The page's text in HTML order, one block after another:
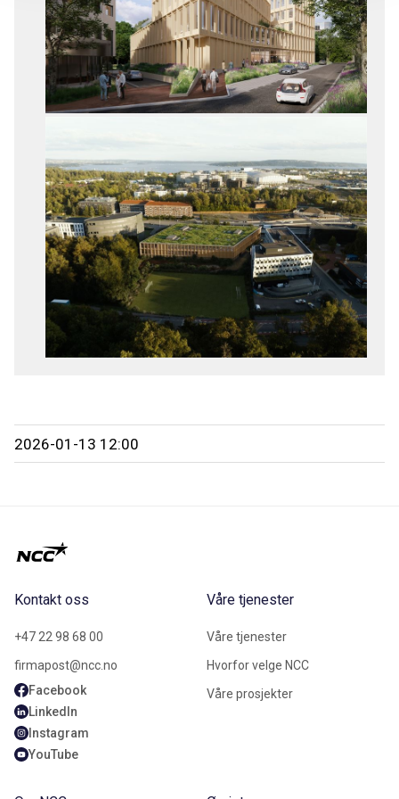
2026-01-13 12:00
Kontakt oss
+47 22 98 68 00
firmapost@ncc.no
Facebook
LinkedIn
Instagram
YouTube
Våre tjenester
Våre tjenester
Hvorfor velge NCC
Våre prosjekter